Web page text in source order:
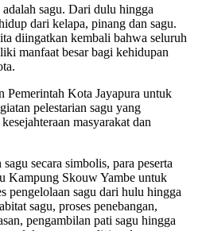
sagu. Dari dulu hingga
dari kelapa, pinang dan sagu.
diingatkan kembali bahwa seluruh
manfaat besar bagi kehidupan
Pemerintah Kota Jayapura untuk
pelestarian sagu yang
masyarakat dan
secara simbolis, para peserta
Kampung Skouw Yambe untuk
pengelolaan sagu dari hulu hingga
sagu, proses penebangan,
pengambilan pati sagu hingga